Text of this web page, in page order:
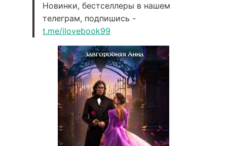
Новинки, бестселлеры в нашем
телеграм, подпишись -
t.me/ilovebook99